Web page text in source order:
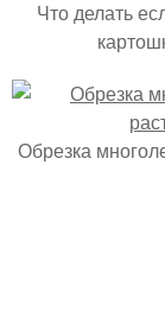
Что делать
Обрезка